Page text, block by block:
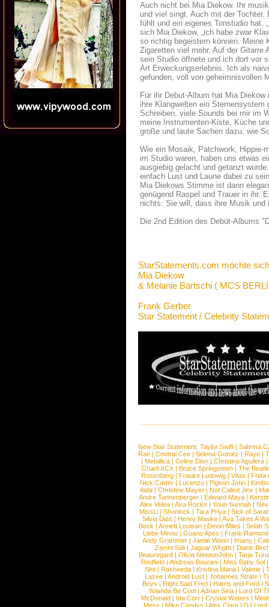
Auch nicht bei Mia Diekow. Ihr
und viel singt. Auch mit der
fühlt und ein eigenes Tonstudio hat.
sich Mia Diekow, „ich habe zwar
so richtig begeistern können. Meine
Zigaretten viel mehr. Auf der Gitarre
sein Studio öffnete und ich dort vor
Art Erweckungserlebnis. Ich als
gefunden, voll von geheimnisvollen
Für ihr Debut-Album hat Mia
ihre Klangwelten ein
Schreiben, viele Sounds bei mir im
meine Instrumenten-Kiste, Küche
große und laute Sachen dazu, wie
Wie ein Mosaik, Patchwork, Hippie-
im Studio waren, haben uns etwas
ausgiebig gelacht und getanzt
einfach Lust und Laune dabei zu
Mia Diekows Stimme ist dann
genügend Raspel und Trauer in ihr.
nichts: Sie will, dass ihre Musik
Die 2nd Edition des Debüt-Albums
StarStatements.com möchte
Mia Diekow
& Melanie Bärtschi ( MCS
Frank Gerber
Star Statement / Celebrity
New Star Statement: Taylor Swift | Sabrina
Rae |Central Cee |Selena Gomez |Raye |
| Metallica | Celine Dion | Christina Aguilera |
Charli XCX |Bruce Springsteen |The
Rosenberg | Frauke Ludowig | Vitas | Frida
Nick Carter | Lucenzo | Pigeon John |
Aida |Christine Mayer |Not Called Jinx |
Andre Tannenberger | Edward Maya |
Alex Velea | Ava Rocks | Youn Sunnah |
MissLi | Shonlock | Tara Priya | Sick of
Silvia Dias |Henry Maske |Ava Takes A
Beck |Annett Louisan |Devin Miles |Selah
Liebe Minou |Guano Apes |Frank Ramond
Andy Grammer |Jamie Woon | Imany |
Ziynet Sali |Jaguar Wright |Diane
Beauregard |Olivia NewtonJohn |Tarja
Redfield | Andreas Bourani | Miss Baby Sol
Slot | Rasheeda | Kristina Maria | Valerie |
Lazee | Android Lust | Johannes Strate |
Boys | Right Said Fred | Harris and Ford |
Yolanda Be Cool |Adrian Sina |Lord Of
McDonald | Ida Corr |Crystal Waters |
Mess | Mike Candys | Alex Clare | DJ Lord